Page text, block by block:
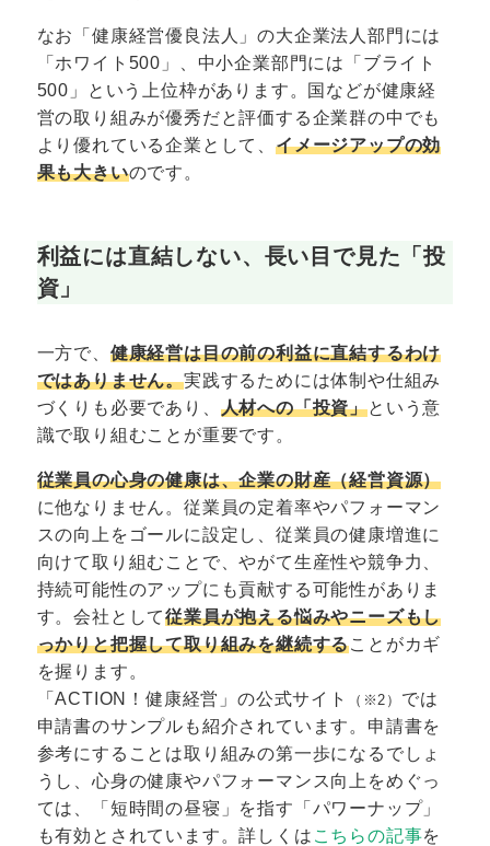
なお「健康経営優良法人」の大企業法人部門には
「ホワイト500」、中小企業部門には「ブライト
500」という上位枠があります。国などが健康経
営の取り組みが優秀だと評価する企業群の中でも
より優れている企業として、 イメージアップの効
果も大きいのです。
利益には直結しない、長い目で見た「投
資」
一方で、 健康経営は目の前の利益に直結するわけ
ではありません。実践するためには体制や仕組み
づくりも必要であり、 人材への「投資」という意
識で取り組むことが重要です。
従業員の心身の健康は、企業の財産（経営資源）
に他なりません。従業員の定着率やパフォーマン
スの向上をゴールに設定し、従業員の健康増進に
向けて取り組むことで、やがて生産性や競争力、
持続可能性のアップにも貢献する可能性がありま
す。会社として従業員が抱える悩みやニーズもし
っかりと把握して取り組みを継続することがカギ
を握ります。
「ACTION！健康経営」の公式サイト
（※2） では
申請書のサンプルも紹介されています。申請書を
参考にすることは取り組みの第一歩になるでしょ
うし、心身の健康やパフォーマンス向上をめぐっ
ては、「短時間の昼寝」を指す「パワーナップ」
も有効とされています。詳しくは こちらの記事を